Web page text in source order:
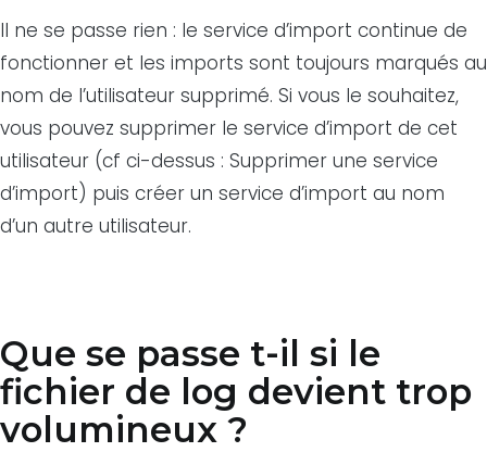
Il ne se passe rien : le service d’import continue de
fonctionner et les imports sont toujours marqués au
nom de l’utilisateur supprimé. Si vous le souhaitez,
vous pouvez supprimer le service d’import de cet
utilisateur (cf ci-dessus : Supprimer une service
d’import) puis créer un service d’import au nom
d’un autre utilisateur.
Que se passe t-il si le
fichier de log devient trop
volumineux ?